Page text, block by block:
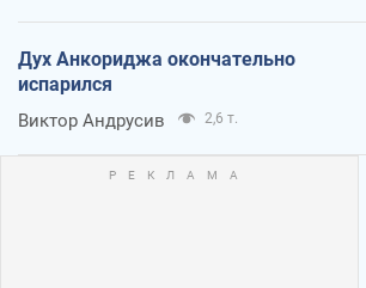
Дух Анкориджа окончательно
испарился
Виктор Андрусив 2,6 т.